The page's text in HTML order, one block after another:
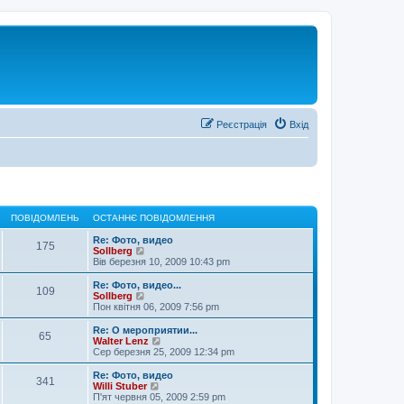
Вхід
Реєстрація
ПОВІДОМЛЕНЬ ОСТАННЄ ПОВІДОМЛЕННЯ
175
Re: Фото, видео
Sollberg
е
р
е
л
у
т
и
с
т
а
Вів березня 10, 2009 10:43 pm
109
Re: Фото, видео...
Sollberg
е
р
е
г
л
у
т
Пон квітня 06, 2009 7:56 pm
65
Re: О мероприятии...
Walter Lenz
е
р
е
л
Сер березня 25, 2009 12:34 pm
341
Re: Фото, видео
Willi Stuber
е
П'ят червня 05, 2009 2:59 pm